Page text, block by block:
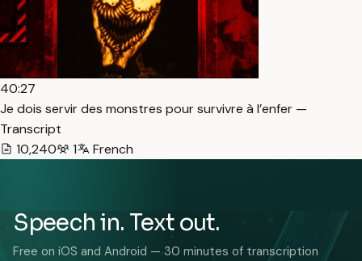
40:27
Je dois servir des monstres pour survivre à l’enfer —
Transcript
10,240
1 French
Speech in. Text out.
Free on iOS and Android — 30 minutes of transcription